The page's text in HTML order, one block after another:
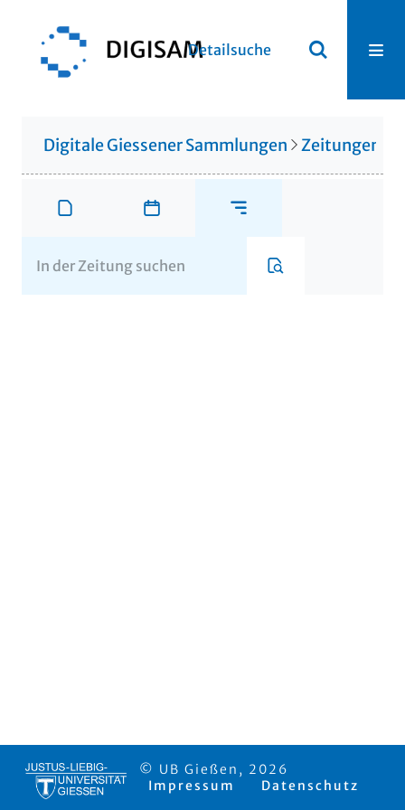
Detailsuche
Digitale Giessener Sammlungen Zeitungen
© UB Gießen, 2026
Impressum
Datenschutz